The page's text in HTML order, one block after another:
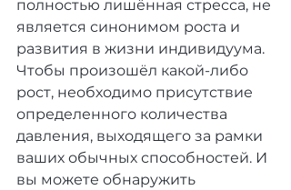
полностью лишённая стресса, не
является синонимом роста и
развития в жизни индивидуума.
Чтобы произошёл какой-либо
рост, необходимо присутствие
определенного количества
давления, выходящего за рамки
ваших обычных способностей. И
вы можете обнаружить